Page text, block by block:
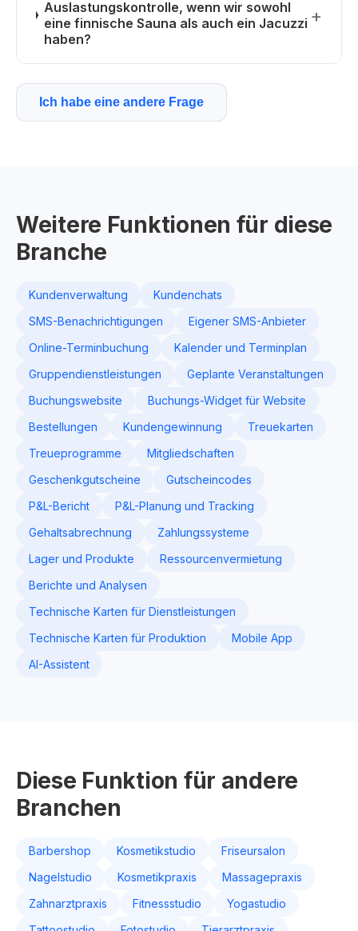
Auslastungskontrolle, wenn wir sowohl
eine finnische Sauna als auch ein Jacuzzi
haben?
Ich habe eine andere Frage
Weitere Funktionen für diese
Branche
Kundenverwaltung
Kundenchats
SMS-Benachrichtigungen
Eigener SMS-Anbieter
Online-Terminbuchung
Kalender und Terminplan
Gruppendienstleistungen
Geplante Veranstaltungen
Buchungswebsite
Buchungs-Widget für Website
Bestellungen
Kundengewinnung
Treuekarten
Treueprogramme
Mitgliedschaften
Geschenkgutscheine
Gutscheincodes
P&L-Bericht
P&L-Planung und Tracking
Gehaltsabrechnung
Zahlungssysteme
Lager und Produkte
Ressourcenvermietung
Berichte und Analysen
Technische Karten für Dienstleistungen
Technische Karten für Produktion
Mobile App
AI-Assistent
Diese Funktion für andere
Branchen
Barbershop Kosmetikstudio
Friseursalon
Nagelstudio
Kosmetikpraxis
Massagepraxis
Zahnarztpraxis
Fitnessstudio
Yogastudio